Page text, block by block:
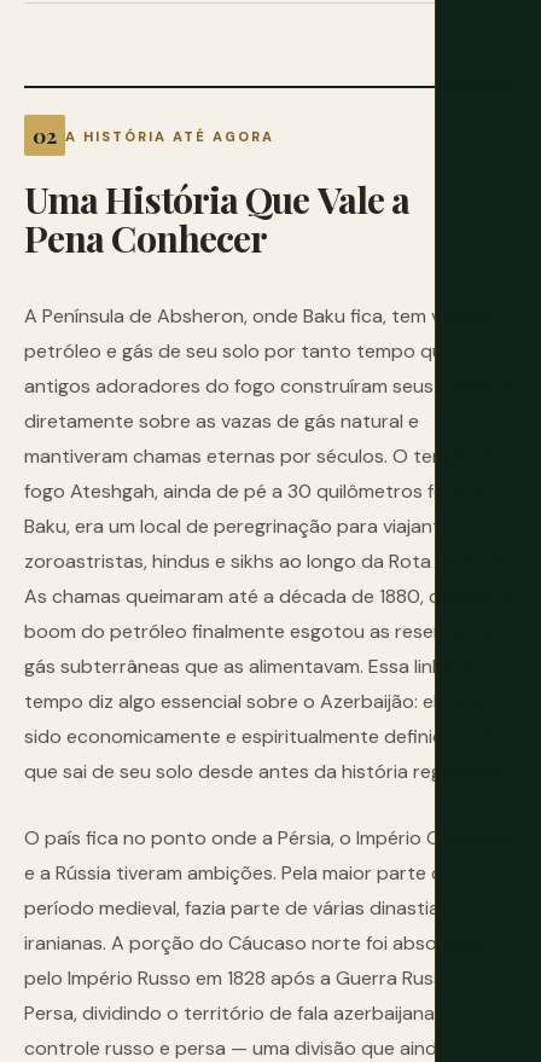
A HISTÓRIA ATÉ AGORA
UmaHistóriaQueValea
PenaConhecer
A Península de Absheron, onde Baku fica, tem vazado
petróleo e gás de seu solo por tanto tempo que
antigos adoradores do fogo construíram seus templos
diretamente sobre as vazas de gás natural e
mantiveram chamas eternas por séculos. O templo de
fogo Ateshgah, ainda de pé a 30 quilômetros fora de
Baku, era um local de peregrinação para viajantes
zoroastristas, hindus e sikhs ao longo da Rota da Seda.
As chamas queimaram até a década de 1880, quando o
boom do petróleo finalmente esgotou as reservas de
gás subterrâneas que as alimentavam. Essa linha do
tempo diz algo essencial sobre o Azerbaijão: ele tem
sido economicamente e espiritualmente definido pelo
que sai de seu solo desde antes da história registrada.
O país fica no ponto onde a Pérsia, o Império Otomano
e a Rússia tiveram ambições. Pela maior parte do
período medieval, fazia parte de várias dinastias
iranianas. A porção do Cáucaso norte foi absorvida
pelo Império Russo em 1828 após a Guerra Russo-
Persa, dividindo o território de fala azerbaijana entre o
controle russo e persa — uma divisão que ainda separa